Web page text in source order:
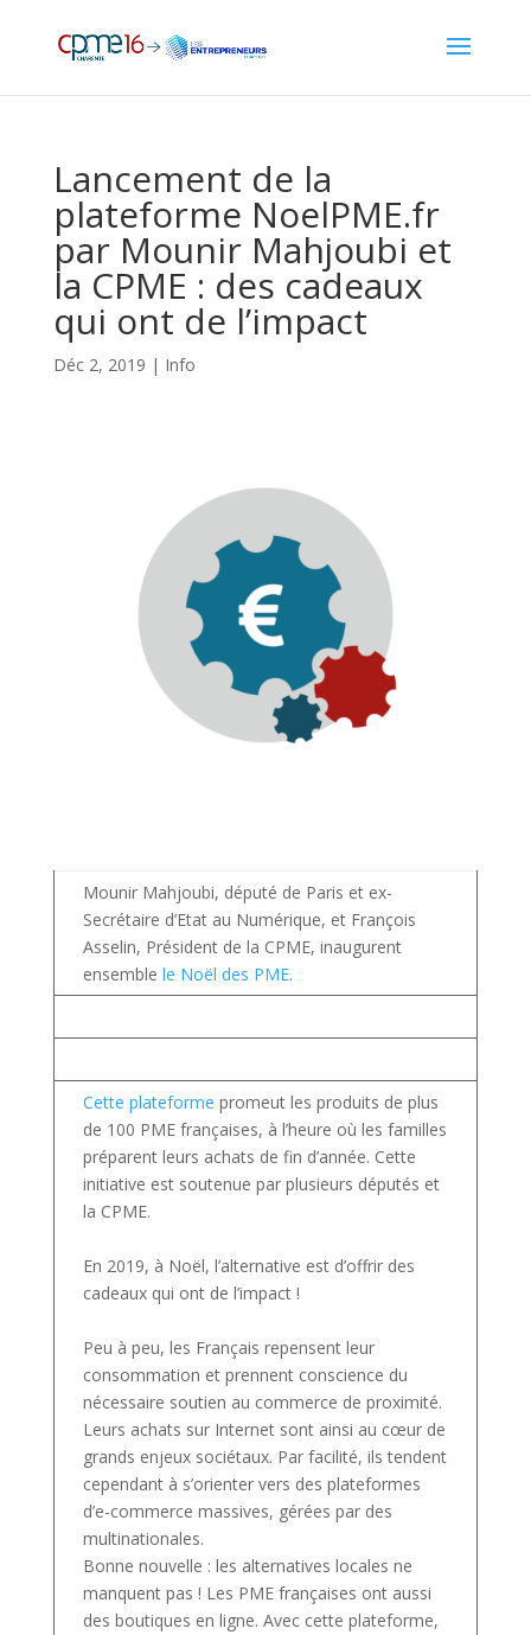
Lancement de la
plateforme NoelPME.fr
par Mounir Mahjoubi et
la CPME : des cadeaux
qui ont de l’impact
Déc 2, 2019 | Info
Mounir Mahjoubi, député de Paris et ex-
Secrétaire d’Etat au Numérique, et François
Asselin, Président de la CPME, inaugurent
ensemble le Noël des PME.
Cette plateforme promeut les produits de plus
de 100 PME françaises, à l’heure où les familles
préparent leurs achats de fin d’année. Cette
initiative est soutenue par plusieurs députés et
la CPME.
En 2019, à Noël, l’alternative est d’offrir des
cadeaux qui ont de l’impact !
Peu à peu, les Français repensent leur
consommation et prennent conscience du
nécessaire soutien au commerce de proximité.
Leurs achats sur Internet sont ainsi au cœur de
grands enjeux sociétaux. Par facilité, ils tendent
cependant à s’orienter vers des plateformes
d’e-commerce massives, gérées par des
multinationales.
Bonne nouvelle : les alternatives locales ne
manquent pas ! Les PME françaises ont aussi
des boutiques en ligne. Avec cette plateforme,